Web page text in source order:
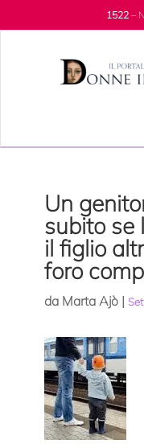
1522–
Un
subito se
il figlio
foro
da Marta Ajò|